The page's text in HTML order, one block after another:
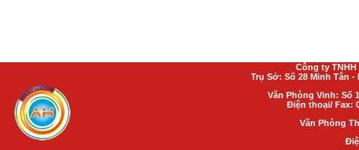
Công ty
Trụ Sở: Số 28 Minh Tân
Văn Phòng Vinh: Số
Điện thoại/ Fax:
Văn Phòng